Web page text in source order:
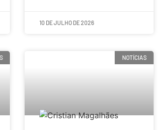
10 DE JULHO DE 2026
NOTÍCIAS